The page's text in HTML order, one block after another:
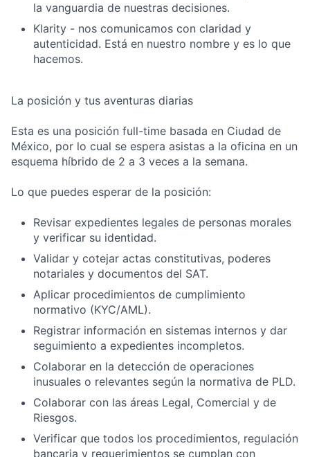
la vanguardia de nuestras decisiones.
Klarity - nos comunicamos con claridad y
autenticidad. Está en nuestro nombre y es lo que
hacemos.
La posición y tus aventuras diarias
Esta es una posición full-time basada en Ciudad de
México, por lo cual se espera asistas a la oficina en un
esquema híbrido de 2 a 3 veces a la semana.
Lo que puedes esperar de la posición:
Revisar expedientes legales de personas morales
y verificar su identidad.
Validar y cotejar actas constitutivas, poderes
notariales y documentos del SAT.
Aplicar procedimientos de cumplimiento
normativo (KYC/AML).
Registrar información en sistemas internos y dar
seguimiento a expedientes incompletos.
Colaborar en la detección de operaciones
inusuales o relevantes según la normativa de PLD.
Colaborar con las áreas Legal, Comercial y de
Riesgos.
Verificar que todos los procedimientos, regulación
bancaria y requerimientos se cumplan con